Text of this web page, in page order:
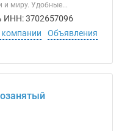
и миру. Удобные...
ИНН: 3702657096
Объявления